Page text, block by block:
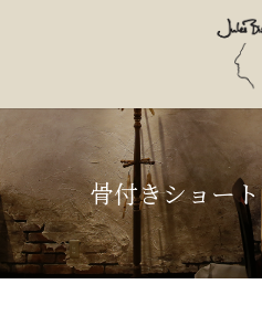
骨付きショー